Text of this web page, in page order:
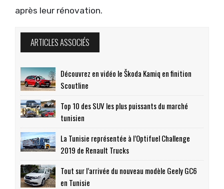
après leur rénovation.
ARTICLES ASSOCIÉS
Découvrez en vidéo le Škoda Kamiq en finition
Scoutline
Top 10 des SUV les plus puissants du marché
tunisien
La Tunisie représentée à l’Optifuel Challenge
2019 de Renault Trucks
Tout sur l’arrivée du nouveau modèle Geely GC6
en Tunisie